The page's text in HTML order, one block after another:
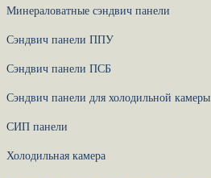
Минераловатные сэндвич панели
Сэндвич панели ППУ
Сэндвич панели ПСБ
Сэндвич панели для холодильной камеры
СИП панели
Холодильная камера